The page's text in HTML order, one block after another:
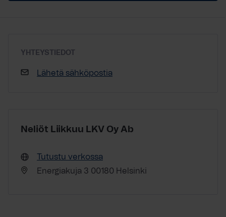
YHTEYSTIEDOT
Lähetä sähköpostia
Neliöt Liikkuu LKV Oy Ab
Tutustu verkossa
Energiakuja 3 00180 Helsinki